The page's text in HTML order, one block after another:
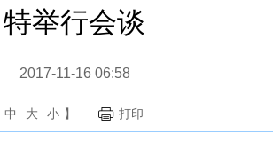
特举行会谈
2017-11-16 06:58
中 大 小 】 打印